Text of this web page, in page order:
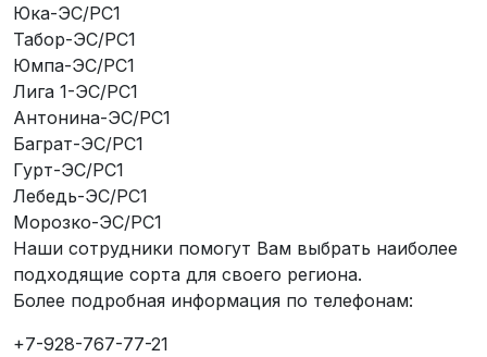
Юка-ЭС/РС1
Табор-ЭС/РС1
Юмпа-ЭС/РС1
Лига 1-ЭС/РС1
Антонина-ЭС/РС1
Баграт-ЭС/РС1
Гурт-ЭС/РС1
Лебедь-ЭС/РС1
Морозко-ЭС/РС1
Наши сотрудники помогут Вам выбрать наиболее
подходящие сорта для своего региона.
Более подробная информация по телефонам:
+7-928-767-77-21